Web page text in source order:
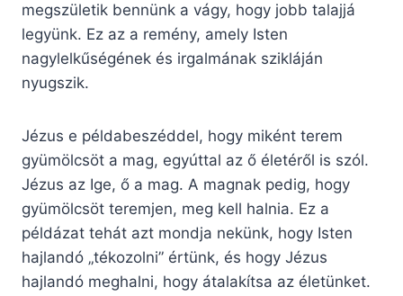
megszületik bennünk a vágy, hogy jobb talajjá
legyünk. Ez az a remény, amely Isten
nagylelkűségének és irgalmának szikláján
nyugszik.
Jézus e példabeszéddel, hogy miként terem
gyümölcsöt a mag, egyúttal az ő életéről is szól.
Jézus az Ige, ő a mag. A magnak pedig, hogy
gyümölcsöt teremjen, meg kell halnia. Ez a
példázat tehát azt mondja nekünk, hogy Isten
hajlandó „tékozolni” értünk, és hogy Jézus
hajlandó meghalni, hogy átalakítsa az életünket.